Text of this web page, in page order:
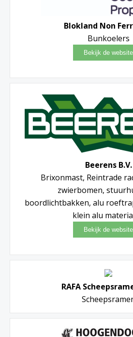
Blokland Non
Bunkoelers
Beerens B.V.
Brixonmast, Reintrade
zwierbomen,
boordlichtbakken, alu
klein alu
RAFA